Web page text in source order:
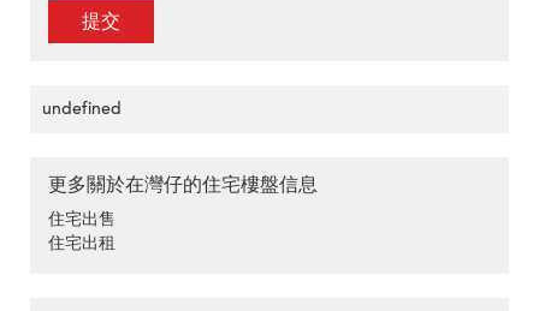
提交
undefined
更多關於在灣仔的住宅樓盤信息
住宅出售
住宅出租